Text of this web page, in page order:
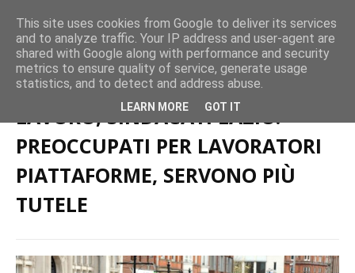
Home page Merci e Logistica LAVORO, SINDACATI LAZIO:
PREOCCUPATI PER LAVORATORI PIATTAFORME, SERVONO PIÙ TUTELE
LAVORO, SINDACATI LAZIO:
PREOCCUPATI PER LAVORATORI
PIATTAFORME, SERVONO PIÙ
TUTELE
This site uses cookies from Google to deliver its services
and to analyze traffic. Your IP address and user-agent are
shared with Google along with performance and security
metrics to ensure quality of service, generate usage
statistics, and to detect and address abuse.
LEARN MORE GOT IT